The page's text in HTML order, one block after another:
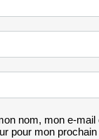
nom, mon e-mail
pour mon